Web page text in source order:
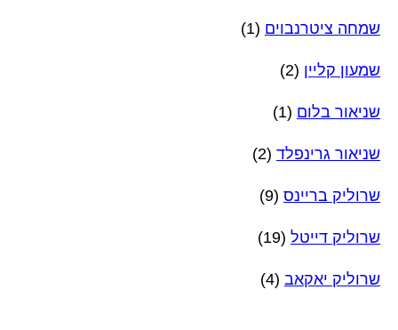
שמחה ציטרנבוים (1)
שמעון קליין (2)
שניאור בלום (1)
שניאור גרינפלד (2)
שרוליק בריינס (9)
שרוליק דייטל (19)
שרוליק יאקאב (4)